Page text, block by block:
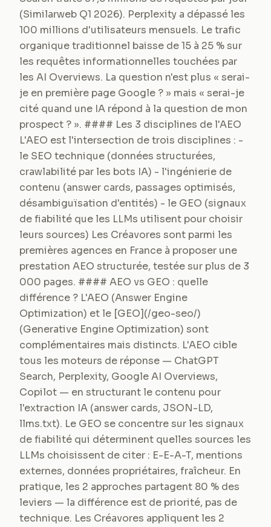
(Similarweb Q1 2026). Perplexity a dépassé les
100 millions d'utilisateurs mensuels. Le trafic
organique traditionnel baisse de 15 à 25 % sur
les requêtes informationnelles touchées par
les AI Overviews. La question n'est plus « serai-
je en première page Google ? » mais « serai-je
cité quand une IA répond à la question de mon
prospect ? ». #### Les 3 disciplines de l'AEO
L'AEO est l'intersection de trois disciplines : -
le SEO technique (données structurées,
crawlabilité par les bots IA) - l'ingénierie de
contenu (answer cards, passages optimisés,
désambiguïsation d'entités) - le GEO (signaux
de fiabilité que les LLMs utilisent pour choisir
leurs sources) Les Créavores sont parmi les
premières agences en France à proposer une
prestation AEO structurée, testée sur plus de 3
000 pages. #### AEO vs GEO : quelle
différence ? L'AEO (Answer Engine
Optimization) et le [GEO](/geo-seo/)
(Generative Engine Optimization) sont
complémentaires mais distincts. L'AEO cible
tous les moteurs de réponse — ChatGPT
Search, Perplexity, Google AI Overviews,
Copilot — en structurant le contenu pour
l'extraction IA (answer cards, JSON-LD,
llms.txt). Le GEO se concentre sur les signaux
de fiabilité qui déterminent quelles sources les
LLMs choisissent de citer : E-E-A-T, mentions
externes, données propriétaires, fraîcheur. En
pratique, les 2 approches partagent 80 % des
leviers — la différence est de priorité, pas de
technique. Les Créavores appliquent les 2